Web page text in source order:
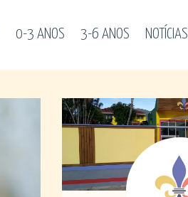
0-3 ANOS 3-6 ANOS NOTÍCIAS